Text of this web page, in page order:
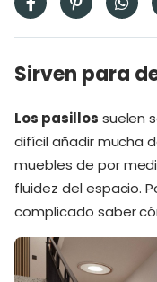
Sirven para
Los pasillos suelen
difícil añadir mucha
muebles de por
fluidez del espacio.
complicado saber